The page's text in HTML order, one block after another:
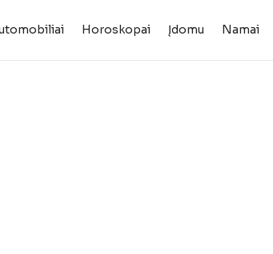
Horoskopai Įdomu Namai